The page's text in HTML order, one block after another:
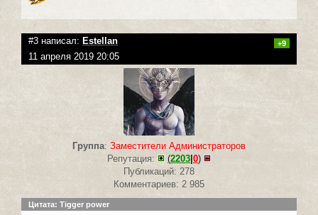
#3 написал: Estellan +9
11 апреля 2019 20:05
Группа: Заместители Администраторов
Репутация:
(2203 0)
Публикаций: 278
Комментариев: 2 985
Цитата: Tigger power